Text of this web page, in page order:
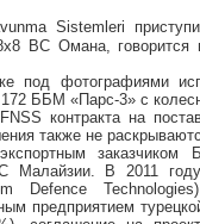
Sistemleri
ВС Омана,
под фотографиями
ББМ «Парс-3» с
контракта на
также не
заказчиком
Малайзии. В 2011 году
Defence
предприятием